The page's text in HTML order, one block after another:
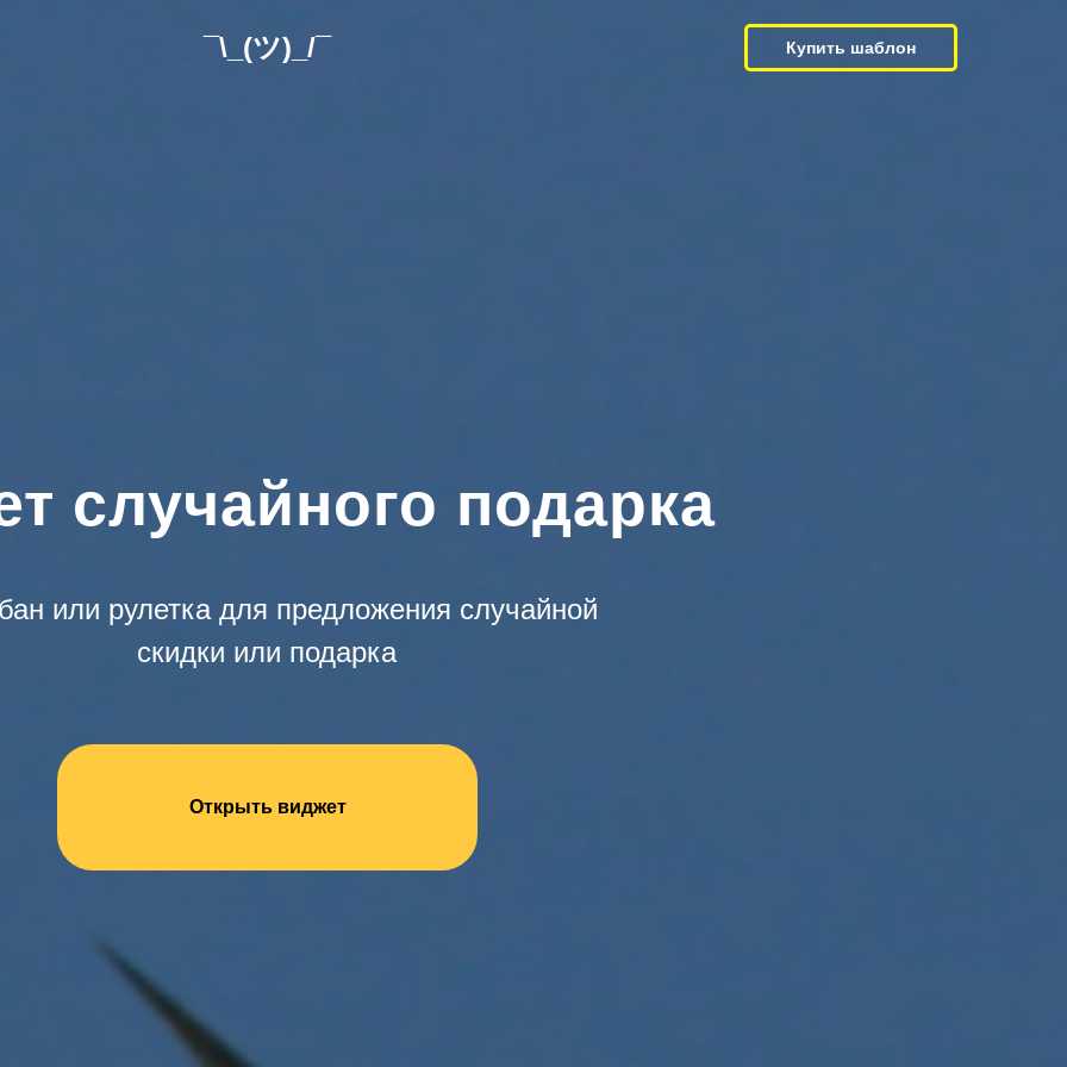
¯\_(ツ)_/¯ Купить шаблон
случайного подарка
или рулетка для предложения случайной
скидки или подарка
Открыть виджет